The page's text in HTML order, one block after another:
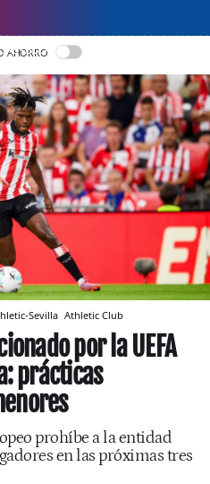
AHORRO
Sevilla Athletic Club
por la UEFA
prácticas
prohíbe a la entidad
en las próximas tres